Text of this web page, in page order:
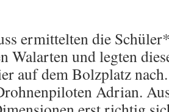
ermittelten die
Walarten und legten
auf dem Bolzplatz
Adrian.